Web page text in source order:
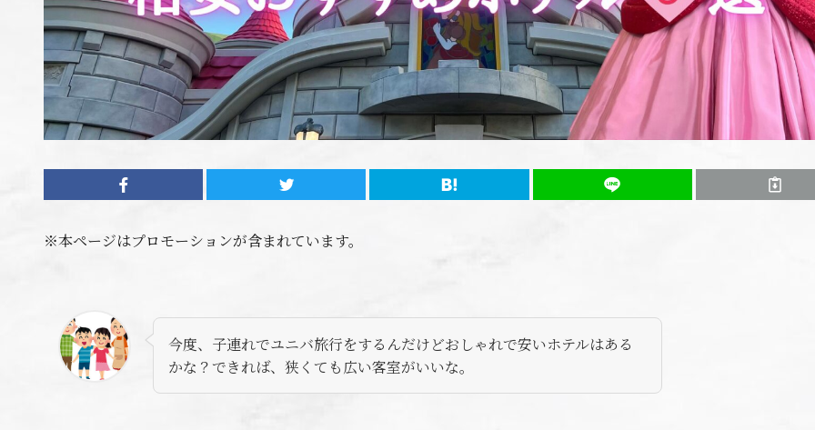
※本ページはプロモーションが含まれています。
今度、子連れでユニバ旅行をするんだけどおしゃれで安いホテルはある
かな？できれば、狭くても広い客室がいいな。